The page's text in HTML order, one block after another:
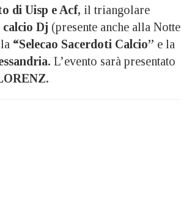
di Uisp e Acf, il triangolare
Dj (presente anche alla Notte
“Selecao Sacerdoti Calcio” e la
L’evento sarà presentato